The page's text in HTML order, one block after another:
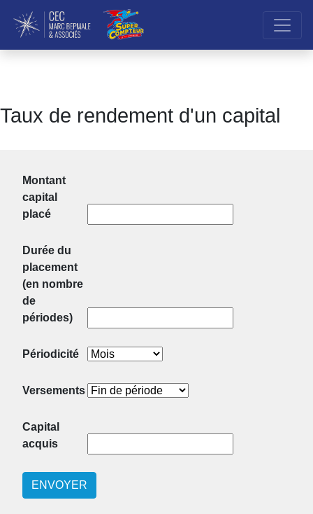
Taux de rendement d'un capital
Montant
capital
placé
Durée du
placement
(en nombre
de
périodes)
Périodicité
Versements
Capital
acquis
ENVOYER